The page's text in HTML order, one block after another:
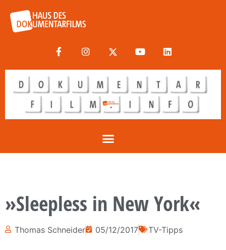
»Sleepless in New York«
Thomas Schneider 05/12/2017 TV-Tipps